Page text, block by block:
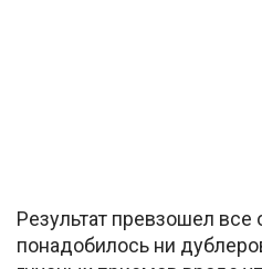
Результат превзошел
понадобилось ни